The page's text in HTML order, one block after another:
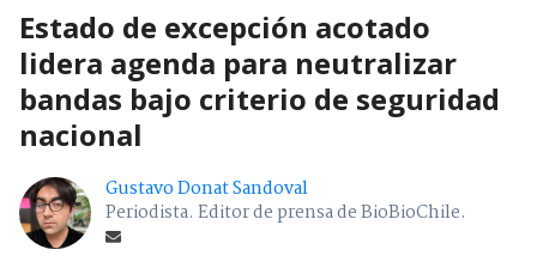
Estado de excepción acotado
lidera agenda para neutralizar
bandas bajo criterio de seguridad
nacional
Gustavo Donat Sandoval
Periodista. Editor de prensa de BioBioChile.